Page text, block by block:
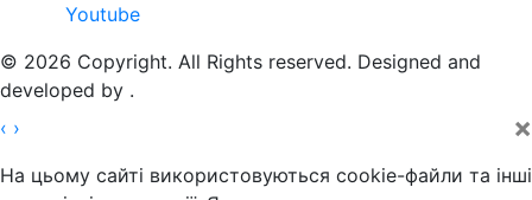
Youtube
© 2026 Copyright. All Rights reserved. Designed and
developed by .
‹ › ×
На цьому сайті використовуються cookie-файли та інші